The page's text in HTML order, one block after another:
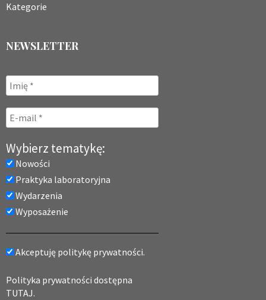
Kategorie
NEWSLETTER
Wybierz tematykę:
Nowości
Praktyka laboratoryjna
Wydarzenia
Wyposażenie
Akceptuję politykę prywatności.
Polityka prywatności dostępna
TUTAJ.